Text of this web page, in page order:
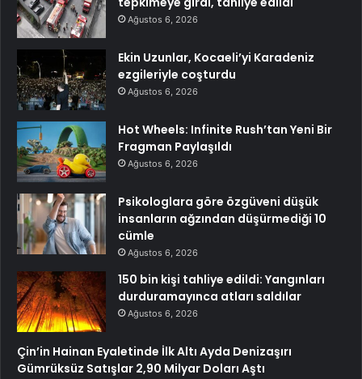
Ağustos 6, 2026
Ekin Uzunlar, Kocaeli’yi Karadeniz
ezgileriyle coşturdu
Ağustos 6, 2026
Hot Wheels: Infinite Rush’tan Yeni Bir
Fragman Paylaşıldı
Ağustos 6, 2026
Psikologlara göre özgüveni düşük
insanların ağzından düşürmediği 10
cümle
Ağustos 6, 2026
150 bin kişi tahliye edildi: Yangınları
durduramayınca atları saldılar
Ağustos 6, 2026
Çin’in Hainan Eyaletinde İlk Altı Ayda Denizaşırı
Gümrüksüz Satışlar 2,90 Milyar Doları Aştı